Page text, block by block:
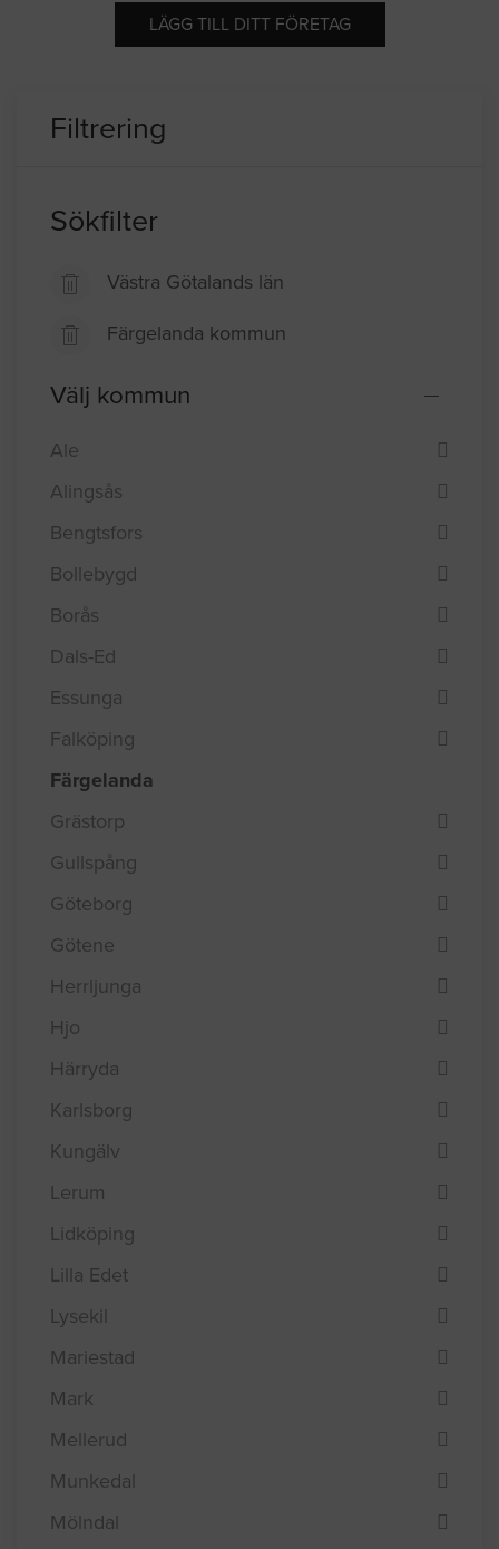
LÄGG TILL DITT FÖRETAG
Filtrering
Sökfilter
Västra Götalands län
Färgelanda kommun
Välj kommun
Ale
Alingsås
Bengtsfors
Bollebygd
Borås
Dals-Ed
Essunga
Falköping
Färgelanda
Grästorp
Gullspång
Göteborg
Götene
Herrljunga
Hjo
Härryda
Karlsborg
Kungälv
Lerum
Lidköping
Lilla Edet
Lysekil
Mariestad
Mark
Mellerud
Munkedal
Mölndal